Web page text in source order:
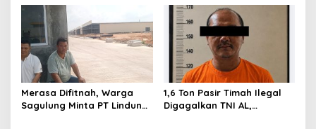
Dugaan Kekerasan Anak
Bersubsidi, Warga Resah
Terancam Bahaya
Kebakaran
Merasa Difitnah, Warga
Sagulung Minta PT Lindung
1,6 Ton Pasir Timah Ilegal
Digagalkan TNI AL,